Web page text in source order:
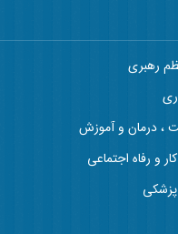
رهبری
، درمان و آموزش
و رفاه اجتماعی
پزشکی